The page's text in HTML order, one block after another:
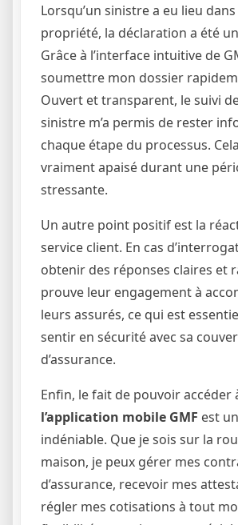
Lorsqu’un sinistre a eu lieu
propriété, la déclaration a été
Grâce à l’interface intuitive de
soumettre mon dossier
Ouvert et transparent, le suivi
sinistre m’a permis de rester
chaque étape du processus. Cela
vraiment apaisé durant une
stressante.
Un autre point positif est la
service client. En cas
obtenir des réponses claires et
prouve leur engagement à
leurs assurés, ce qui est
sentir en sécurité avec sa
d’assurance.
Enfin, le fait de pouvoir accéder
l’application mobile GMF est
indéniable. Que je sois sur la
maison, je peux gérer mes
d’assurance, recevoir mes
régler mes cotisations à tout